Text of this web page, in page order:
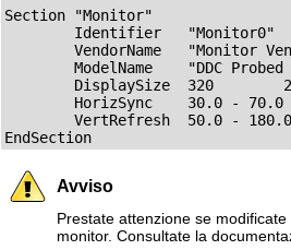
Section "Monitor"
EndSection
Avviso
Prestate attenzione se
monitor. Consultate la